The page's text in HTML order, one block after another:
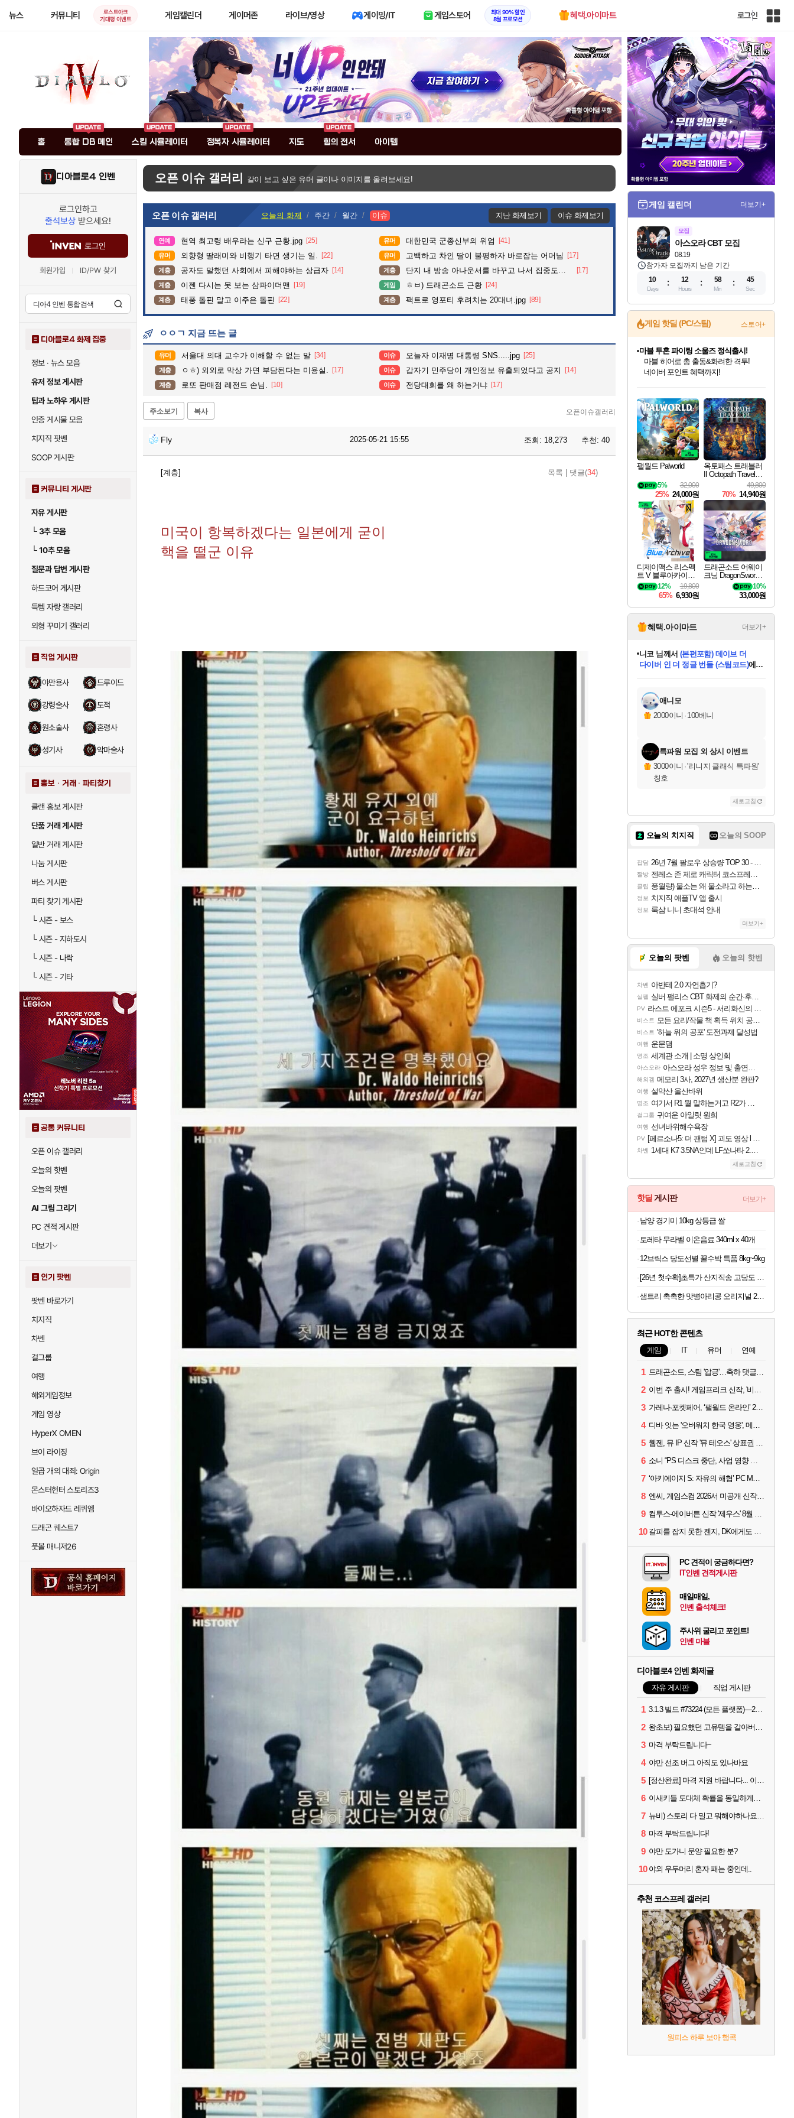
뉴스 커뮤니티
로스트아크
기대평 이벤트
게임캘린더 게이머존 라이브/영상 게이밍/IT 게임스토어
최대 90% 할인
8월 프로모션
혜택.아이마트 로그인
인
체
사
트
맵
홈 통합 DB 메인 스킬 시뮬레이터 정복자 시뮬레이터 지도 힘의 전서 아이템
디아블로4 인벤
로그인하고
출석보상 받으세요!
로그인
회원가입 ID/PW 찾기
디아블로4 화제 집중
정보 · 뉴스 모음
유저 정보 게시판
팁과 노하우 게시판
인증 게시물 모음
치지직 팟벤
SOOP 게시판
커뮤니티 게시판
자유 게시판
└3추 모음
└10추 모음
질문과 답변 게시판
하드코어 게시판
득템 자랑 갤러리
외형 꾸미기 갤러리
직업 게시판
야만용사 드루이드
강령술사 도적
원소술사 혼령사
성기사 악마술사
홍보 · 거래 · 파티찾기
클랜 홍보 게시판
단품 거래 게시판
일반 거래 게시판
나눔 게시판
버스 게시판
파티 찾기 게시판
└시즌 - 보스
└시즌 - 지하도시
└시즌 - 나락
└시즌 - 기타
공통 커뮤니티
오픈 이슈 갤러리
오늘의 핫벤
오늘의 팟벤
AI 그림 그리기
PC 견적 게시판
더보기
인기 팟벤
팟벤 바로가기
치지직
차벤
걸그룹
여행
해외게임정보
게임 영상
HyperX OMEN
브이 라이징
일곱 개의 대죄: Origin
몬스터헌터 스토리즈3
바이오하자드 레퀴엠
드래곤 퀘스트7
풋볼 매니저26
오픈 이슈 갤러리 같이 보고 싶은 유머 글이나 이미지를 올려보세요!
오픈 이슈 갤러리 오늘의 화제 주간 월간 이슈 지난 화제보기 이슈 화제보기
연예 현역 최고령 배우라는 신구 근황.jpg [25] 유머 대한민국 군종신부의 위엄 [41]
유머 외향형 딸래미와 비행기 타면 생기는 일. [22] 유머 고백하고 차인 딸이 불평하자 바로잡는 어머님 [17]
계층 공자도 말했던 사회에서 피해야하는 상급자 [14] 계층 단지 내 방송 아나운서를 바꾸고 나서 집중도가 확 올라갔다는 한 아파트의 안내방송 [17]
계층 이젠 다시는 못 보는 삼파이더맨 [19] 게임 ㅎㅂ) 드래곤소드 근황 [24]
계층 태풍 돌핀 말고 이주은 돌핀 [22] 계층 팩트로 영포티 후려치는 20대녀.jpg [89]
ㅇㅇㄱ 지금 뜨는 글
유머 서울대 의대 교수가 이해할 수 없는 말 [34] 이슈 오늘자 이재명 대통령 SNS.....jpg [25]
계층 ㅇㅎ) 외외로 막상 가면 부담된다는 미용실. [17] 이슈 갑자기 민주당이 개인정보 유출되었다고 공지 [14]
계층 로또 판매점 레전드 손님. [10] 이슈 전당대회를 왜 하는거냐 [17]
주소보기 복사 오픈이슈갤러리
Fly 2025-05-21 15:55 조회: 18,273 추천: 40
[계층] 목록 댓글(34)
미국이 항복하겠다는 일본에게 굳이
핵을 떨군 이유
게임 캘린더 더보기+
모집
08.19
아스오라 CBT 모집
참가자 모집까지 남은 기간
10
Days
12
Hours
58
Min
43
Sec
게임 핫딜 (PC/스팀) 스토어+
최대 90% 할인가를 만나보세요!
네이버혜택과 함께 만나보세요!
50%할인&추가 적립까지!
네이버 포인트 혜택까지!
귀무자: 검의 길 예약 판매 중!
10% 할인과
이니&베니 혜택까지!
네이버 혜택가와 함께 예약하세요!
할인&네이버혜택으로 만나보세요!
네이버페이 혜택과 만나보세요!
40주년 프로모션으로 만나보세요!
할인가에 만나보세요!
일부 에디션 상시 할인!
혜택으로 예약 판매 중
편안하게 충전하세요
팰월드 Palworld
32,000
5%
25% 24,000원
옥토패스 트래블러
II Octopath Traveler I
49,800
70% 14,940원
디제이맥스 리스펙
트 V 블루아카이브
팩 DJMAX RESPE
CT V Blue Archive P
ack DLC
19,800
12%
65% 6,930원
드래곤소드 어웨이
크닝 DragonSword A
10%
33,000원
혜택.아이마트 더보기+
교환.
당첨되셨습니다.
니코님께서 (본편포함) 데이브 더
다이버 인 더 정글 번들 (스팀코드)에
당첨되셨습니다.
당첨되셨습니다.
당첨되셨습니다.
당첨되셨습니다.
당첨되셨습니다.
에디션 (스팀코드)
당첨되셨습니다.
애니모
2000이니 · 100베니
특파원 모집 외 상시 이벤트
3000이니 ·'리니지 클래식 특파원'
칭호
새로고침
오늘의 치지직 오늘의 SOOP
잡담 26년 7월 팔로우 상승량 TOP 30 - 월간 치지직
짤방 젠레스 존 제로 캐릭터 코스프레한 꽁주
클립 풍월량) 물소는 왜 물소라고 하는거야? 아! 그만 ㅋㅋ
정보 치지직 애플TV 앱 출시
정보 룩삼 니니 초대석 안내
더보기+
오늘의 팟벤 오늘의 핫벤
차벤 아반테 2.0 자연흡기?
실팰 실버 팰리스 CBT 화제의 순간·후기 모음
PV 라스트 에포크 시즌5 - 서리화신의 분노 티저
비스트 모든 요리/작물 책 획득 위치 공략 (36개) - 미식가 도전과제
비스트 '하늘 위의 공포' 도전과제 달성법
여행 운문댐
명조 세계관 소개 | 소명 상인회
아스오라 아스오라 성우 정보 및 출연작 모음
해외겜 메모리 3사, 2027년 생산분 완판?
여행 설악산 울산바위
명조 여기서 R1 뭘 말하는거고 R2가 뭘말하는걸까요?
걸그룹 귀여운 아일릿 원희
여행 선녀바위해수욕장
PV [페르소나5: 더 팬텀 X] 괴도 영상 l 타카마키 안·댄싱 스타
차벤 1세대 K7 3.5NA인데 LF쏘나타 2.0NA 기변하면 유류비 절약이 얼마나 될까요..?
새로고침
핫딜 게시판 더보기+
남양 경기미 10kg 상등급 쌀
토레타 무라벨 이온음료 340ml x 40개
12브릭스 당도선별 꿀수박 특품 8kg~9kg
샘트리 촉촉한 맛병아리콩 오리지널 20개
최근 HOT한 콘텐츠
게임 IT 유머 연예
1 드래곤소드, 스팀 '압긍'…축하 댓글 달고 게임 코드 받자!
2 이번 주 출시! 게임프리크 신작, '비스트 오브 리인카네이션'
3 가레나·포켓페어, ‘팰월드 온라인’ 2026년 출시 예고
4 디바 잇는 '오버워치 한국 영웅', 메카 파일럿 디몬 나온다
5 웹젠, 뮤 IP 신작 '뮤 테오스' 상표권 출원
6 소니 “PS 디스크 중단, 사업 영향 없다”
7 ‘아키에이지 S: 자유의 해협’ PC MMORPG로 개발한다
8 엔씨, 게임스컴 2026서 미공개 신작 최초 공개
9 컴투스-에이버튼 신작 '제우스' 8월 26일 출시…"모두를 위한 경쟁"
10 갈피를 잡지 못한 젠지, DK에게도 0:2 패배
PC 견적이 궁금하다면?
IT인벤 견적게시판
매일매일,
인벤 출석체크!
주사위 굴리고 포인트!
인벤 마블
디아블로4 인벤 화제글
자유 게시판 직업 게시판
1 3.1.3 빌드 #73224 (모든 플랫폼)—2026년 8월 13일
2 왕초보) 필요했던 고유템을 갈아버렸다 크흑.,..
3 마격 부탁드립니다~
4 야만 선조 버그 아직도 있나바요
5 [정산완료] 마격 지원 바랍니다... 이니힐링 해 드려요..
6 이새키들 도대체 확률을 동일하게설정한게맞나?
7 뉴비) 스토리 다 밀고 뭐해야하나요..??
8 마격 부탁드립니다!
9 야만 도가니 문양 필요한 분?
10 야외 우두머리 혼자 패는 중인데..
추천 코스프레 갤러리
원피스 하루 보아 행콕